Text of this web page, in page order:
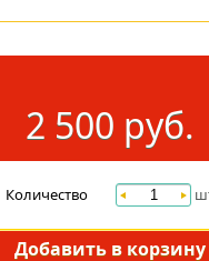
2 500 руб.
Количество
Добавить в корзину